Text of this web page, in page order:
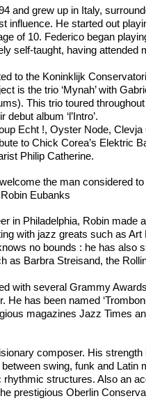
and grew up in Italy,
influence. He started out
of 10. Federico began
self-taught, having attended
to the Koninklijk
is the trio ‘Mynah’ with
This trio toured
album ‘l’Intro’.
Echt !, Oyster Node, Clevja
to Chick Corea’s Elektric
Philip Catherine.
the man considered
Eubanks
in Philadelphia, Robin made
with jazz greats such as Art
no bounds : he has also
as Barbra Streisand, the
with several Grammy
has been named
magazines Jazz Times
composer. His strength
swing, funk and Latin
rhythmic structures. Also an
prestigious Oberlin